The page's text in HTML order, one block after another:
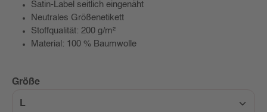
Satin-Label seitlich eingenäht
Neutrales Größenetikett
Stoffqualität: 200 g/m²
Material: 100 % Baumwolle
Größeauswählen